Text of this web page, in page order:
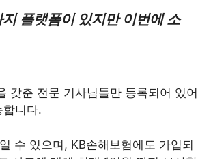
플랫폼이 있지만 이번에 소
갖춘 전문 기사님들만 등록되어 있어
니다.
수 있으며, KB손해보험에도 가입되